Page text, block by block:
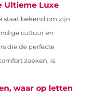
Ultieme Luxe
staat bekend om zijn
cultuur en
die de perfecte
zoeken, is
waar op letten